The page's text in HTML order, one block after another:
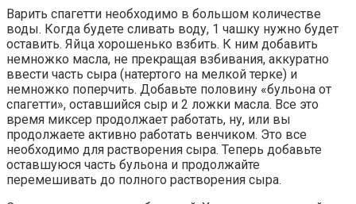
Варить спагетти необходимо в большом количестве
воды. Когда будете сливать воду, 1 чашку нужно будет
оставить. Яйца хорошенько взбить. К ним добавить
немножко масла, не прекращая взбивания, аккуратно
ввести часть сыра (натертого на мелкой терке) и
немножко поперчить. Добавьте половину «бульона от
спагетти», оставшийся сыр и 2 ложки масла. Все это
время миксер продолжает работать, ну, или вы
продолжаете активно работать венчиком. Это все
необходимо для растворения сыра. Теперь добавьте
оставшуюся часть бульона и продолжайте
перемешивать до полного растворения сыра.